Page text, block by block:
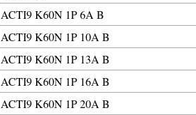
ACTI9 K60N 1P 6A B
ACTI9 K60N 1P 10A B
ACTI9 K60N 1P 13A B
ACTI9 K60N 1P 16A B
ACTI9 K60N 1P 20A B